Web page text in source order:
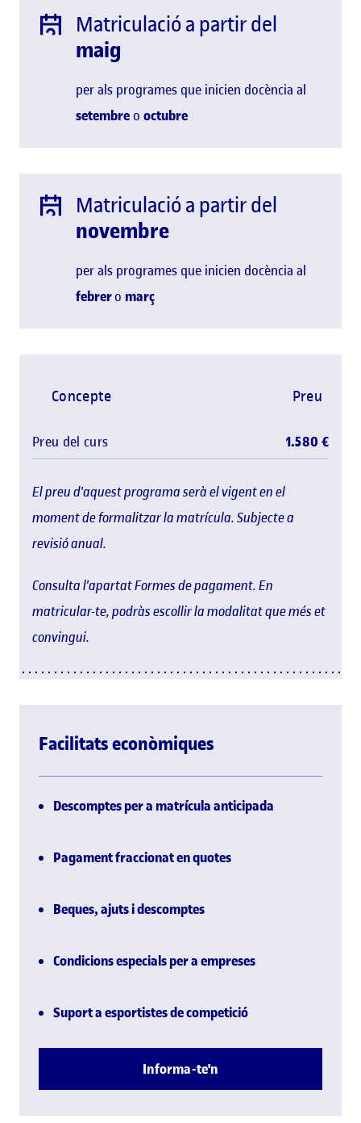
Matriculació a partir del
maig
per als programes que inicien docència al
setembreo octubre
Matriculació a partir del
novembre
per als programes que inicien docència al
febrero març
El preu d'aquest programa serà el vigent en el
moment de formalitzar la matrícula. Subjecte a
revisió anual.
Consulta l'apartat Formes de pagament. En
matricular-te, podràs escollir la modalitat que més et
convingui.
Concepte Preu
Preu del curs 1.580 €
Facilitats econòmiques
Descomptes per a matrícula anticipada
Pagament fraccionat en quotes
Beques, ajuts i descomptes
Condicions especials per a empreses
Suport a esportistes de competició
Informa-te'n